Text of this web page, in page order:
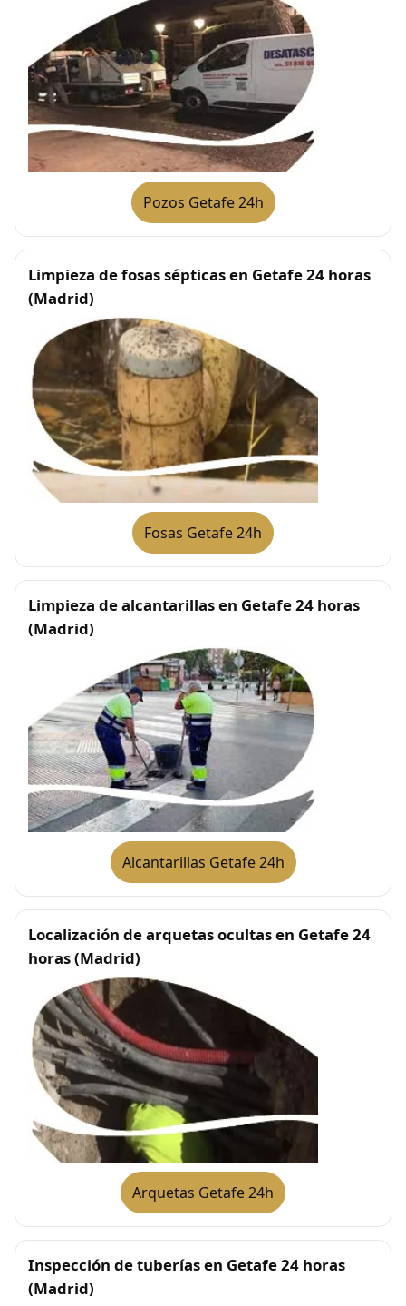
Pozos Getafe 24h
Limpieza de fosas sépticas en Getafe 24 horas
(Madrid)
Fosas Getafe 24h
Limpieza de alcantarillas en Getafe 24 horas
(Madrid)
Alcantarillas Getafe 24h
Localización de arquetas ocultas en Getafe 24
horas (Madrid)
Arquetas Getafe 24h
Inspección de tuberías en Getafe 24 horas
(Madrid)